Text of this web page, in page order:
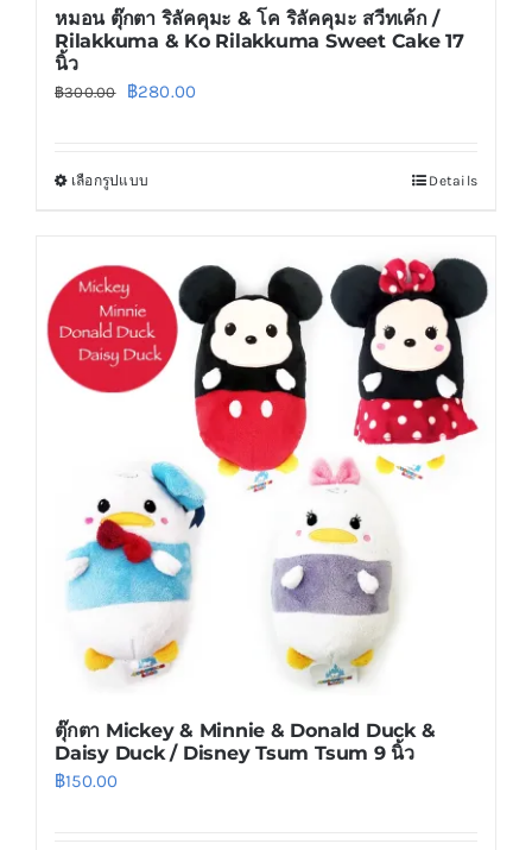
หมอน ตุ๊กตา ริลัคคุมะ & โค ริลัคคุมะ สวีทเค้ก /
Rilakkuma & Ko Rilakkuma Sweet Cake 17
นิ้ว
฿300.00
Original
฿300.00.
฿280.00
เลือกรูปแบบ
multiple
variants.
The
options
chosen
on
the
product
Details
ตุ๊กตา Mickey & Minnie & Donald Duck &
Daisy Duck / Disney Tsum Tsum 9 นิ้ว
฿150.00